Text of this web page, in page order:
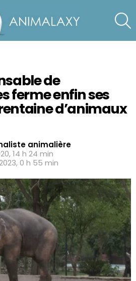
de
ferme enfin ses
d’animaux
animalière
14 h 24 min
0 h 55 min